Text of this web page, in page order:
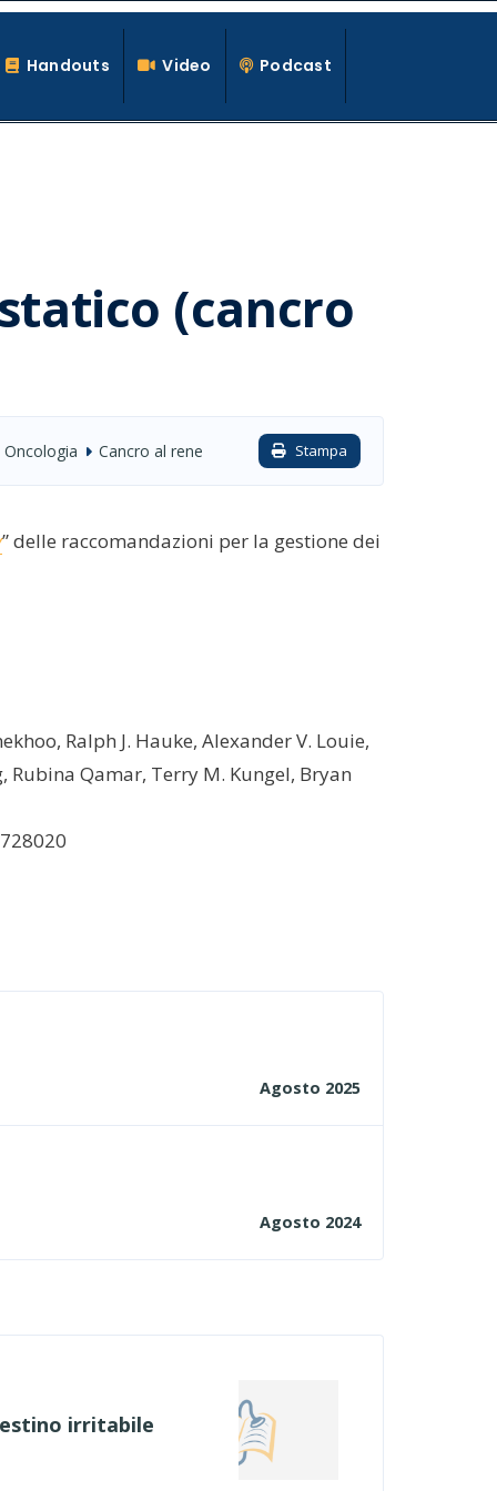
Handouts Video Podcast
(cancro
Oncologia Cancro al rene Stampa
” delle raccomandazioni per la gestione dei
Ralph J. Hauke, Alexander V. Louie,
Rubina Qamar, Terry M. Kungel, Bryan
Agosto 2025
Agosto 2024
irritabile